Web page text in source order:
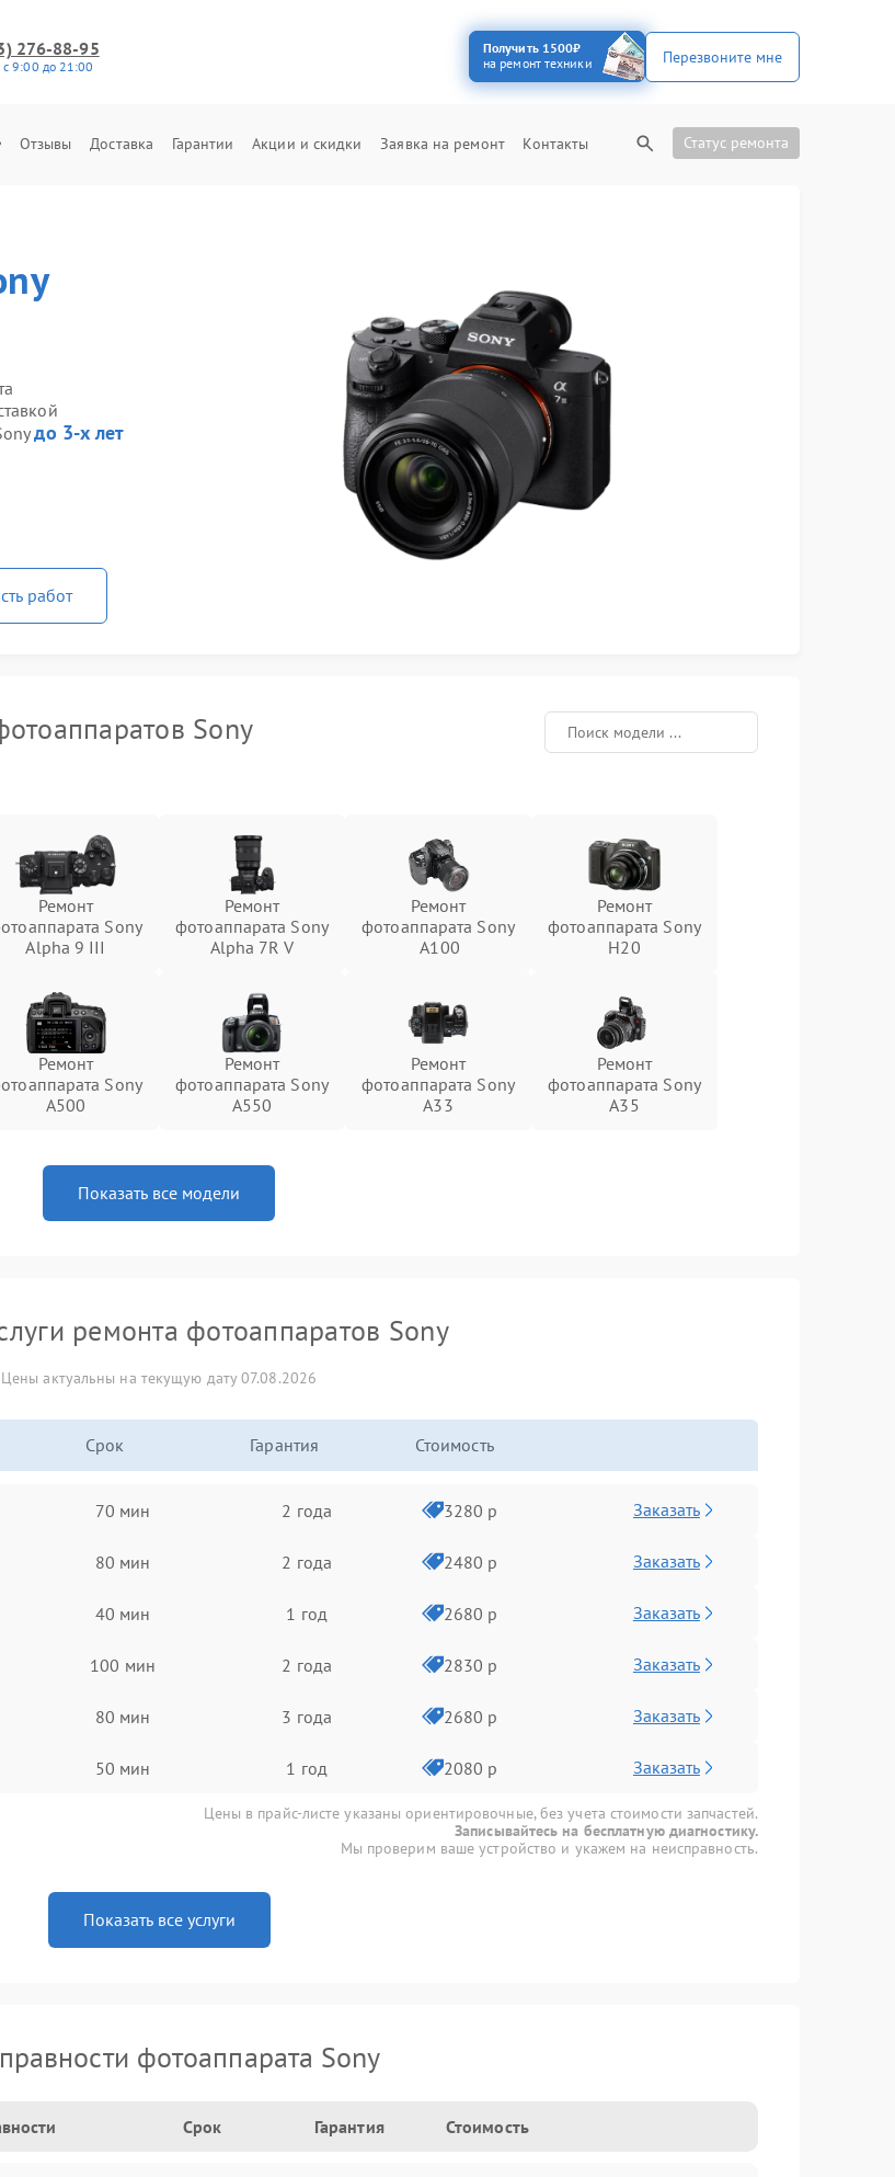
276-88-95
с 9:00 до 21:00
Получить 1500₽
на ремонт техники
Перезвоните мне
Отзывы Доставка Гарантии Акции и скидки Заявка на ремонт Контакты Статус ремонта
до 3-х лет
работ
Sony
Ремонт
Sony
Alpha 9 III
Ремонт
фотоаппарата Sony
Alpha 7R V
Ремонт
фотоаппарата Sony
A100
Ремонт
фотоаппарата Sony
H20
Ремонт
Sony
A500
Ремонт
фотоаппарата Sony
A550
Ремонт
фотоаппарата Sony
A33
Ремонт
фотоаппарата Sony
A35
Показать все модели
ремонта фотоаппаратов Sony
Цены актуальны на текущую дату 07.08.2026
Срок Гарантия Стоимость
70 мин 2 года 3280 р Заказать
80 мин 2 года 2480 р Заказать
40 мин 1 год 2680 р Заказать
100 мин 2 года 2830 р Заказать
80 мин 3 года 2680 р Заказать
50 мин 1 год 2080 р Заказать
Цены в прайс-листе указаны ориентировочные, без учета стоимости запчастей.
Записывайтесь на бесплатную диагностику.
Мы проверим ваше устройство и укажем на неисправность.
Показать все услуги
фотоаппарата Sony
Срок Гарантия Стоимость